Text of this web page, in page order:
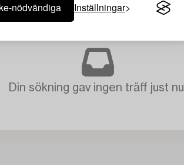
nödvändiga Inställningar
Din sökning gav ingen träff just nu.